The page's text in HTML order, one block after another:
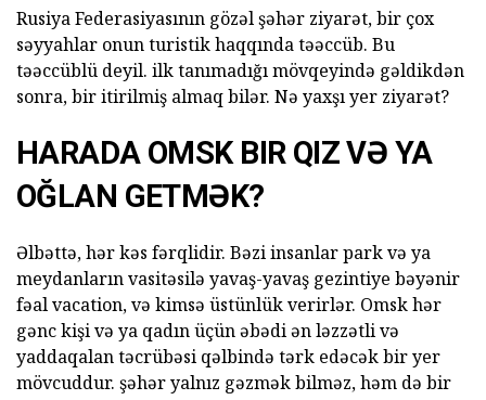
Rusiya Federasiyasının gözəl şəhər ziyarət, bir çox
səyyahlar onun turistik haqqında təəccüb. Bu
təəccüblü deyil. ilk tanımadığı mövqeyində gəldikdən
sonra, bir itirilmiş almaq bilər. Nə yaxşı yer ziyarət?
HARADA OMSK BIR QIZ VƏ YA
OĞLAN GETMƏK?
Əlbəttə, hər kəs fərqlidir. Bəzi insanlar park və ya
meydanların vasitəsilə yavaş-yavaş gezintiye bəyənir
fəal vacation, və kimsə üstünlük verirlər. Omsk hər
gənc kişi və ya qadın üçün əbədi ən ləzzətli və
yaddaqalan təcrübəsi qəlbində tərk edəcək bir yer
mövcuddur. şəhər yalnız gəzmək bilməz, həm də bir